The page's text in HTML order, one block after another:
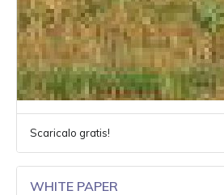
Scaricalo gratis!
WHITE PAPER